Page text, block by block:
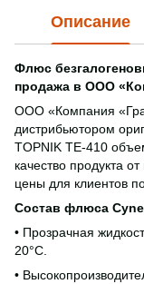
Описание
Флюс
продажа в ООО
ООО «Компания
дистрибьютором
ТOPNIK TE-410
качество продукта
цены для клиентов
Состав флюса
• Прозрачная
20°C.
•